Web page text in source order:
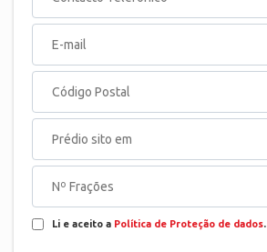
Li e aceito a Política de Proteção de dados.